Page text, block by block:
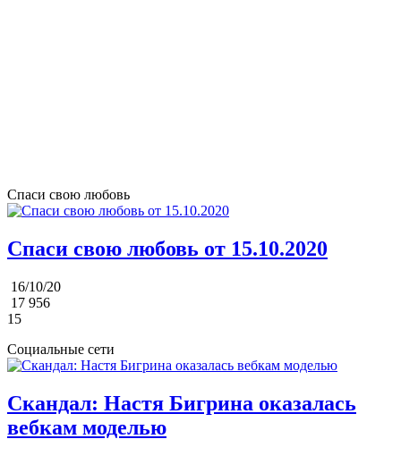
Спаси свою любовь
Спаси свою любовь от 15.10.2020
16/10/20
17 956
15
Социальные сети
Скандал: Настя Бигрина оказалась
вебкам моделью